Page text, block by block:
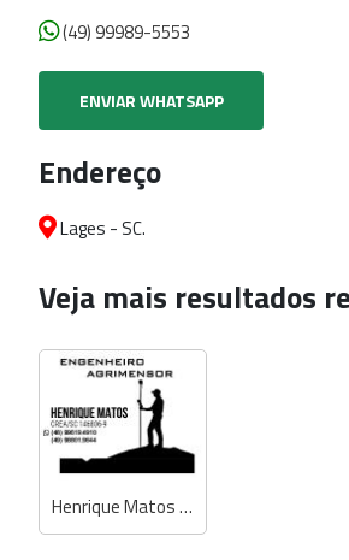
(49) 99989-5553
ENVIAR WHATSAPP
Endereço
Lages - SC.
Veja mais resultados
Henrique Matos - Engº Agrimensor